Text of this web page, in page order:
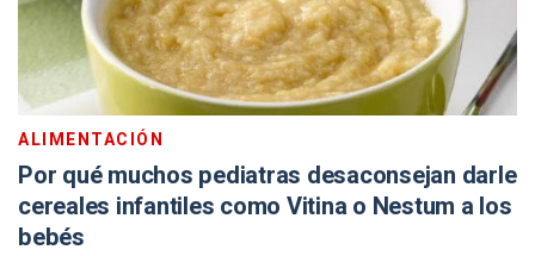
ALIMENTACIÓN
Por qué muchos pediatras desaconsejan darle
cereales infantiles como Vitina o Nestum a los
bebés